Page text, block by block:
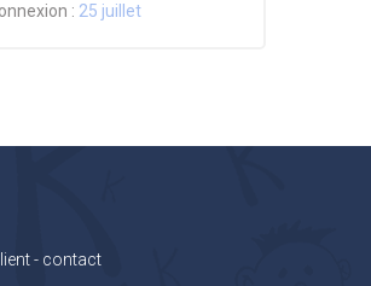
: 25 juillet
- contact